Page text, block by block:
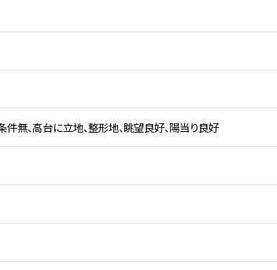
件無、高台に立地、整形地、眺望良好、陽当り良好